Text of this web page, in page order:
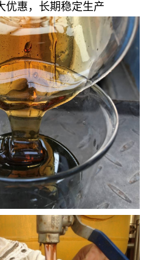
优惠，长期稳定生产